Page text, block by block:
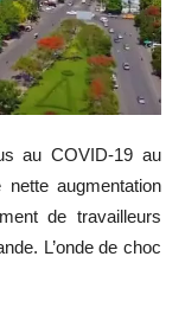
au COVID-19 au
augmentation
de travailleurs
L’onde de choc